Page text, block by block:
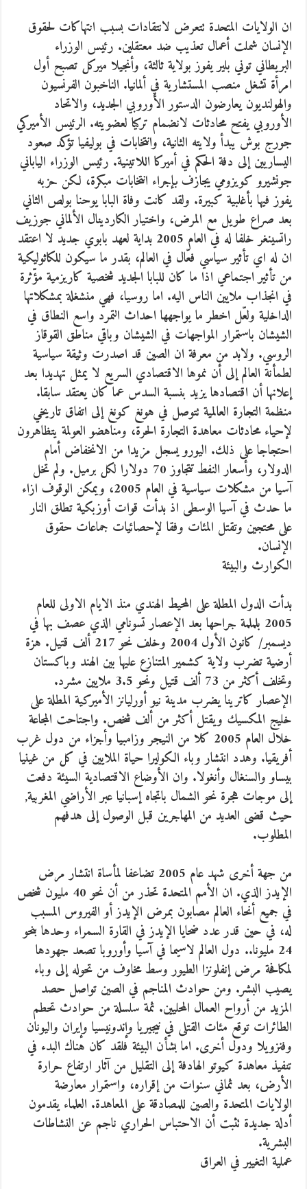
ان الولايات المتحدة تتعرض لانتقادات بسبب انتهاكات لحقوق
الإنسان شملت أعمال تعذيب ضد معتقلين. رئيس الوزراء
البريطاني توني بلير يفوز بولاية ثالثة، وأنجيلا ميركل تصبح أول
امرأة تشغل منصب المستشارية في ألمانيا. الناخبون الفرنسيون
والهولنديون يعارضون الدستور الأوروبي الجديد، والاتحاد
الأوروبي يفتح محادثات لانضمام تركيا لعضويته. الرئيس الأميركي
جورج بوش يبدأ ولايته الثانية، وانتخابات في بوليفيا تؤكد صعود
اليساريين إلى دفة الحكم في أميركا اللاتينية. رئيس الوزراء الياباني
جونشيرو كويزومي يجازف بإجراء انتخابات مبكرة، لكن حزبه
يفوز فيها بأغلبية كبيرة. ولقد كانت وفاة البابا يوحنا بولص الثاني
بعد صراع طويل مع المرض، واختيار الكاردينال الألماني جوزيف
راتسينغر خلفا له في العام 2005 بداية لعهد بابوي جديد لا اعتقد
ان له اي تأثير سياسي فعّال في العالم، بقدر ما سيكون للكاثوليكية
من تأثير اجتماعي اذا ما كان للبابا الجديد شخصية كاريزمية مؤّثرة
في انجذاب ملايين الناس اليه. اما روسيا، فهي منشغلة بمشكلاتها
الداخلية ولعّل اخطر ما يواجهها احداث التمرد واسع النطاق في
الشيشان باستمرار المواجهات في الشيشان وباقي مناطق القوقاز
الروسي. ولابد من معرفة ان الصين قد اصدرت وثيقة سياسية
لطمأنة العالم إلى أن نموها الاقتصادي السريع لا يمثل تهديدا بعد
إعلانها أن اقتصادها يزيد بنسبة السدس عما كان يعتقد سابقا.
منظمة التجارة العالمية تتوصل في هونغ كونغ إلى اتفاق تاريخي
لإحياء محادثات معاهدة التجارة الحرة، ومناهضو العولمة يتظاهرون
احتجاجا على ذلك. اليورو يسجل مزيدا من الانخفاض أمام
الدولار، وأسعار النفط تتجاوز 70 دولارا لكل برميل. ولم تخل
آسيا من مشكلات سياسية في العام 2005، ويمكن الوقوف ازاء
ما حدث في آسيا الوسطى اذ بدأت قوات أوزبكية تطلق النار
على محتجين وتقتل المئات وفقا لإحصائيات جماعات حقوق
الإنسان.
الكوارث والبيئة
بدأت الدول المطلة على المحيط الهندي منذ الايام الاولى للعام
2005 بلملمة جراحها بعد الإعصار تسونامي الذي عصف بها في
ديسمبر/ كانون الأول 2004 وخلف نحو 217 ألف قتيل. هزة
أرضية تضرب ولاية كشمير المتنازع عليها بين الهند وباكستان
وتخلف أكثر من 73 ألف قتيل ونحو 3.5 ملايين مشرد.
الإعصار كاترينا يضرب مدينة نيو أورليانز الأميركية المطلة على
خليج المكسيك ويقتل أكثر من ألف شخص. واجتاحت المجاعة
خلال العام 2005 كلا من النيجر وزامبيا وأجزاء من دول غرب
أفريقيا. وهدد انتشار وباء الكوليرا حياة الملايين في كل من غينيا
بيساو والسنغال وأنغولا. وان الأوضاع الاقتصادية السيئة دفعت
إلى موجات هجرة نحو الشمال باتجاه إسبانيا عبر الأراضي المغربية,
حيث قضى العديد من المهاجرين قبل الوصول إلى هدفهم
المطلوب.
من جهة أخرى شهد عام 2005 تضاعفا لمأساة انتشار مرض
الإيدز الذي. ان الأمم المتحدة تحذر من أن نحو 40 مليون شخص
في جميع أنحاء العالم مصابون بمرض الإيدز أو الفيروس المسبب
له، في حين قدر عدد ضحايا الإيدز في القارة السمراء وحدها بنحو
24 مليونا.. دول العالم لاسيما في آسيا وأوروبا تصعد جهودها
لمكافحة مرض إنفلونزا الطيور وسط مخاوف من تحوله إلى وباء
يصيب البشر. ومن حوادث المناجم في الصين تواصل حصد
المزيد من أرواح العمال المحليين. ثمة سلسلة من حوادث تحطم
الطائرات توقع مئات القتلى في نيجيريا وإندونيسيا وإيران واليونان
وفنزويلا ودول أخرى. اما بشأن البيئة فلقد كان هناك البدء في
تنفيذ معاهدة كيوتو الهادفة إلى التقليل من آثار ارتفاع حرارة
الأرض، بعد ثماني سنوات من إقراره، واستمرار معارضة
الولايات المتحدة والصين للمصادقة على المعاهدة. العلماء يقدمون
أدلة جديدة تثبت أن الاحتباس الحراري ناجم عن النشاطات
البشرية.
عملية التغيير في العراق